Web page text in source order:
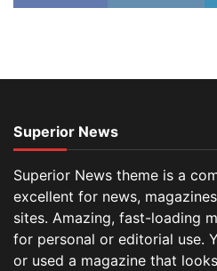
Superior News
Superior News theme is a
excellent for news,
sites. Amazing, fast-loading
for personal or editorial use.
or used a magazine that